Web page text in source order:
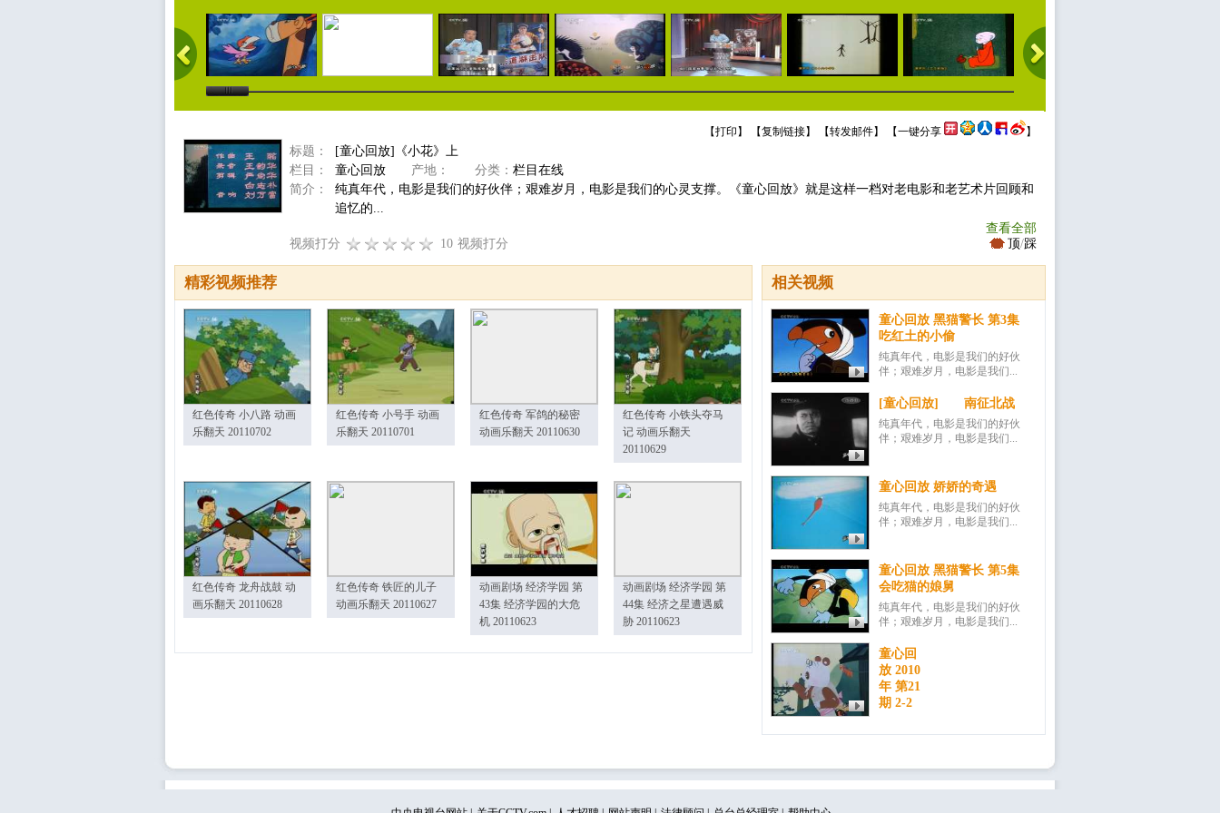
【打印 】 【复制链接】 【转发邮件】 【一键分享 】
标题：
[童心回放]《小花》上
栏目：
童心回放 产地： 分类： 栏目在线
简介：
纯真年代，电影是我们的好伙伴；艰难岁月，电影是我们的心灵支撑。《童心回放》就是这样一档对老电影和老艺术片回顾和
追忆的...
查看全部
视频打分
10 视频打分 顶/踩
相关视频
童心回放 黑猫警长 第3集
吃红土的小偷
纯真年代，电影是我们的好伙
伴；艰难岁月，电影是我们...
[童心回放] 南征北战
纯真年代，电影是我们的好伙
伴；艰难岁月，电影是我们...
童心回放 娇娇的奇遇
纯真年代，电影是我们的好伙
伴；艰难岁月，电影是我们...
童心回放 黑猫警长 第5集
会吃猫的娘舅
纯真年代，电影是我们的好伙
伴；艰难岁月，电影是我们...
童心回
放 2010
年 第21
期 2-2
精彩视频推荐
红色传奇 小八路 动画
乐翻天 20110702
红色传奇 小号手 动画
乐翻天 20110701
红色传奇 军鸽的秘密
动画乐翻天 20110630
红色传奇 小铁头夺马
记 动画乐翻天
20110629
红色传奇 龙舟战鼓 动
画乐翻天 20110628
红色传奇 铁匠的儿子
动画乐翻天 20110627
动画剧场 经济学园 第
43集 经济学园的大危
机 20110623
动画剧场 经济学园 第
44集 经济之星遭遇威
胁 20110623